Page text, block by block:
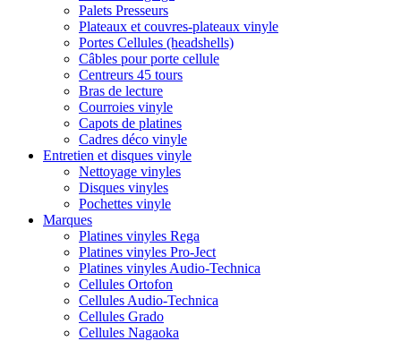
Palets Presseurs
Plateaux et couvres-plateaux vinyle
Portes Cellules (headshells)
Câbles pour porte cellule
Centreurs 45 tours
Bras de lecture
Courroies vinyle
Capots de platines
Cadres déco vinyle
Entretien et disques vinyle
Nettoyage vinyles
Disques vinyles
Pochettes vinyle
Marques
Platines vinyles Rega
Platines vinyles Pro-Ject
Platines vinyles Audio-Technica
Cellules Ortofon
Cellules Audio-Technica
Cellules Grado
Cellules Nagaoka